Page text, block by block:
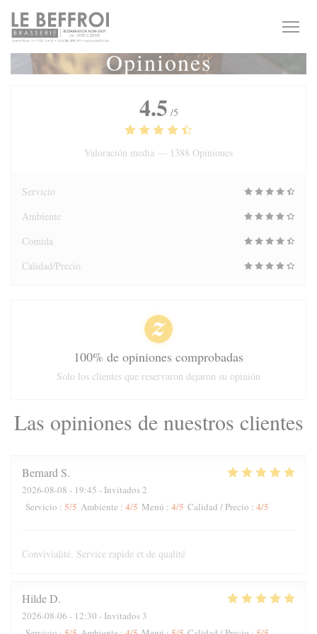
Personalización de sus opciones de cookies
Opiniones
Las opiniones de nuestros clientes
Bernard S
2026-08-08 - 19:45 - Invitados 2
Servicio : 5/5 Ambiente : 4/5 Menú : 4/5 Calidad / Precio : 4/5
Convivialité. Service rapide et de qualité
HildeD
2026-08-06 - 12:30 - Invitados 3
4.5 /5
Valoración media — 1388 Opiniones
Servicio
Ambiente
Comida
Calidad/Precio
100% de opiniones comprobadas
Solo los clientes que reservaron dejaron su opinión